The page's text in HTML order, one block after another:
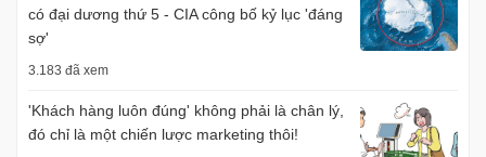
có đại dương thứ 5 - CIA công bố kỷ lục 'đáng
sợ'
3.183 đã xem
'Khách hàng luôn đúng' không phải là chân lý,
đó chỉ là một chiến lược marketing thôi!